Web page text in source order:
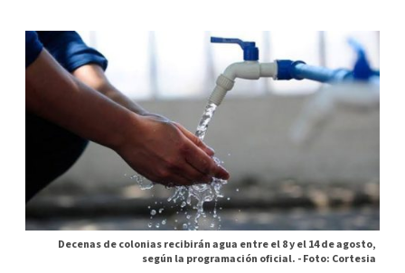
Decenas de colonias recibirán agua entre el 8 y el 14 de agosto,
según la programación oficial. -Foto: Cortesia